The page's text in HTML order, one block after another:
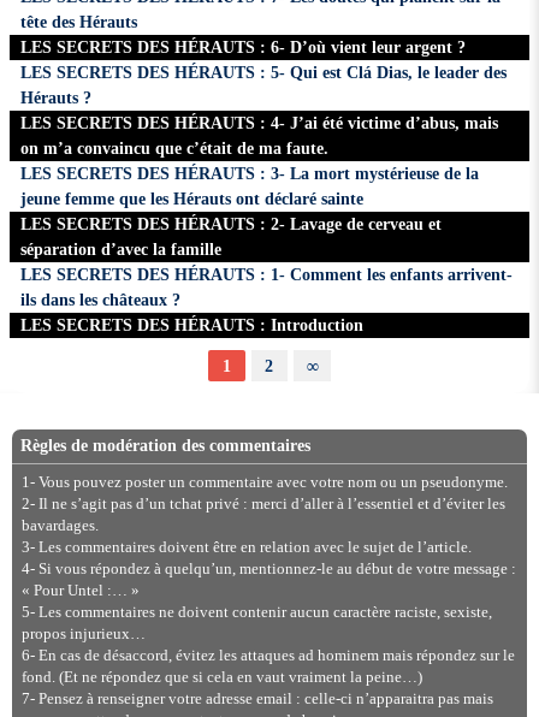
tête des Hérauts
LES SECRETS DES HÉRAUTS : 6- D’où vient leur argent ?
LES SECRETS DES HÉRAUTS : 5- Qui est Clá Dias, le leader des
Hérauts ?
LES SECRETS DES HÉRAUTS : 4- J’ai été victime d’abus, mais
on m’a convaincu que c’était de ma faute.
LES SECRETS DES HÉRAUTS : 3- La mort mystérieuse de la
jeune femme que les Hérauts ont déclaré sainte
LES SECRETS DES HÉRAUTS : 2- Lavage de cerveau et
séparation d’avec la famille
LES SECRETS DES HÉRAUTS : 1- Comment les enfants arrivent-
ils dans les châteaux ?
LES SECRETS DES HÉRAUTS : Introduction
1 2 ∞
Règles de modération des commentaires
1- Vous pouvez poster un commentaire avec votre nom ou un pseudonyme.
2- Il ne s’agit pas d’un tchat privé : merci d’aller à l’essentiel et d’éviter les
bavardages.
3- Les commentaires doivent être en relation avec le sujet de l’article.
4- Si vous répondez à quelqu’un, mentionnez-le au début de votre message :
« Pour Untel :… »
5- Les commentaires ne doivent contenir aucun caractère raciste, sexiste,
propos injurieux…
6- En cas de désaccord, évitez les attaques ad hominem mais répondez sur le
fond. (Et ne répondez que si cela en vaut vraiment la peine…)
7- Pensez à renseigner votre adresse email : celle-ci n’apparaitra pas mais